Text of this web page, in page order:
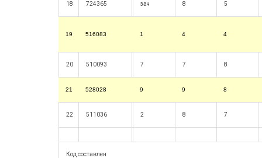
18 724365 зач 8 5
19 516083 1 4 4
20 510093 7 7 8
21 528028 9 9 8
22 511036 2 8 7
Код составлен